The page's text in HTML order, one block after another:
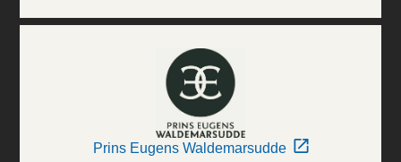
Prins Eugens Waldemarsudde